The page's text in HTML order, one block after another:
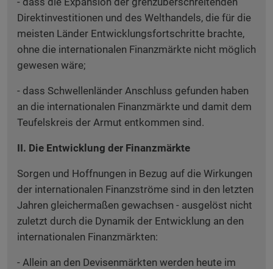
Direktinvestitionen und des Welthandels, die für die
meisten Länder Entwicklungsfortschritte brachte,
ohne die internationalen Finanzmärkte nicht möglich
gewesen wäre;
- dass Schwellenländer Anschluss gefunden haben
an die internationalen Finanzmärkte und damit dem
Teufelskreis der Armut entkommen sind.
II. Die Entwicklung der Finanzmärkte
Sorgen und Hoffnungen in Bezug auf die Wirkungen
der internationalen Finanzströme sind in den letzten
Jahren gleichermaßen gewachsen - ausgelöst nicht
zuletzt durch die Dynamik der Entwicklung an den
internationalen Finanzmärkten:
- Allein an den Devisenmärkten werden heute im